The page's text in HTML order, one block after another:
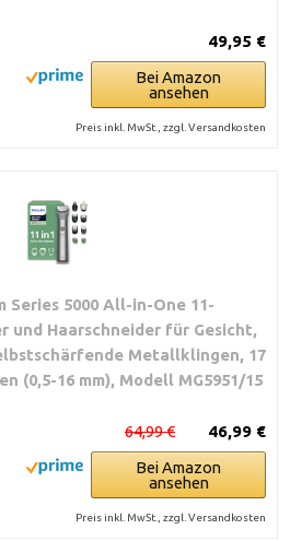
49,95 €
Bei Amazon
ansehen
Preis inkl. MwSt., zzgl. Versandkosten
Series 5000 All-in-One 11-
und Haarschneider für Gesicht,
Metallklingen, 17
(0,5-16 mm), Modell MG5951/15
46,99 €
64,99 €
Bei Amazon
ansehen
Preis inkl. MwSt., zzgl. Versandkosten